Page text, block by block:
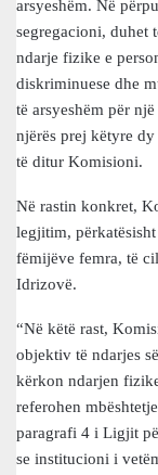
arsyeshëm. Në
segregacioni, duhet
ndarje fizike e
diskriminuese dhe
të arsyeshëm për
njërës prej këtyre
të ditur Komisioni.
Në rastin konkret,
legjitim,
fëmijëve femra, të
Idrizovë.
“Në këtë rast,
objektiv të ndarjes
kërkon ndarjen
referohen
paragrafi 4 i Ligjit
se institucioni i